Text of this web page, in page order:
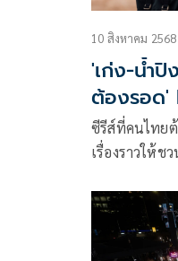
10 สิงหาคม 2568
'เก่ง-น้ำปิ
ต้องรอด'
ซีรีส์ที่คนไทยต้
เรื่องราวให้ช
ผลิตของ ‘บริ
แรก เป็นที่เ